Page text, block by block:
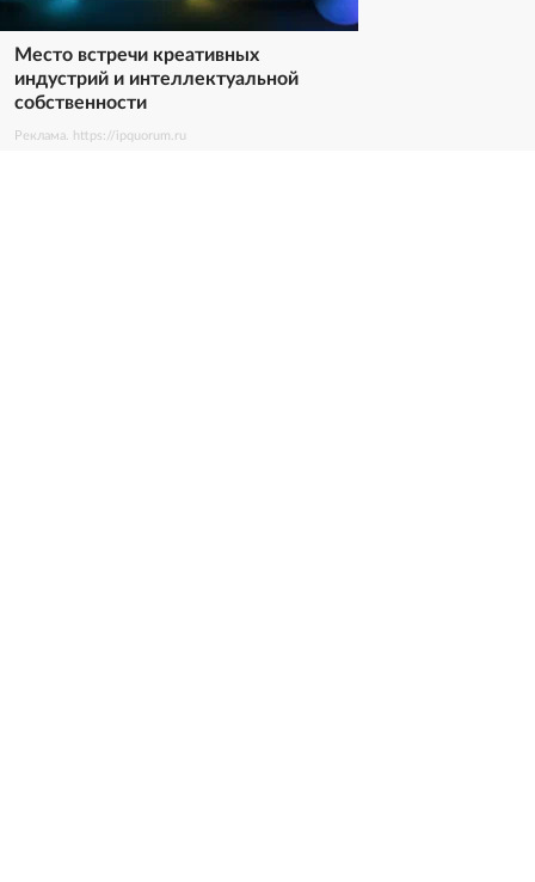
Место встречи креативных
индустрий и интеллектуальной
собственности
Реклама. https://ipquorum.ru